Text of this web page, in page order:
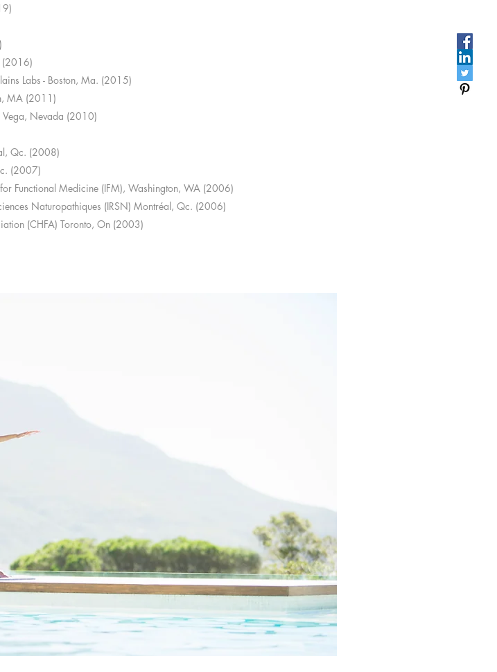
(2016)​
Labs - Boston, Ma. (2015)
MA (2011)
Vega, Nevada (2010)
Qc. (2008)
(2007)
Functional Medicine (IFM), Washington, WA (2006)
Naturopathiques (IRSN) Montréal, Qc. (2006)
(CHFA) Toronto, On (2003)